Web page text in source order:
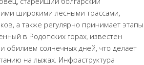
широкими лесными трассами,
а также регулярно принимает этапы
в Родопских горах, известен
обилием солнечных дней, что делает
на лыжах. Инфраструктура